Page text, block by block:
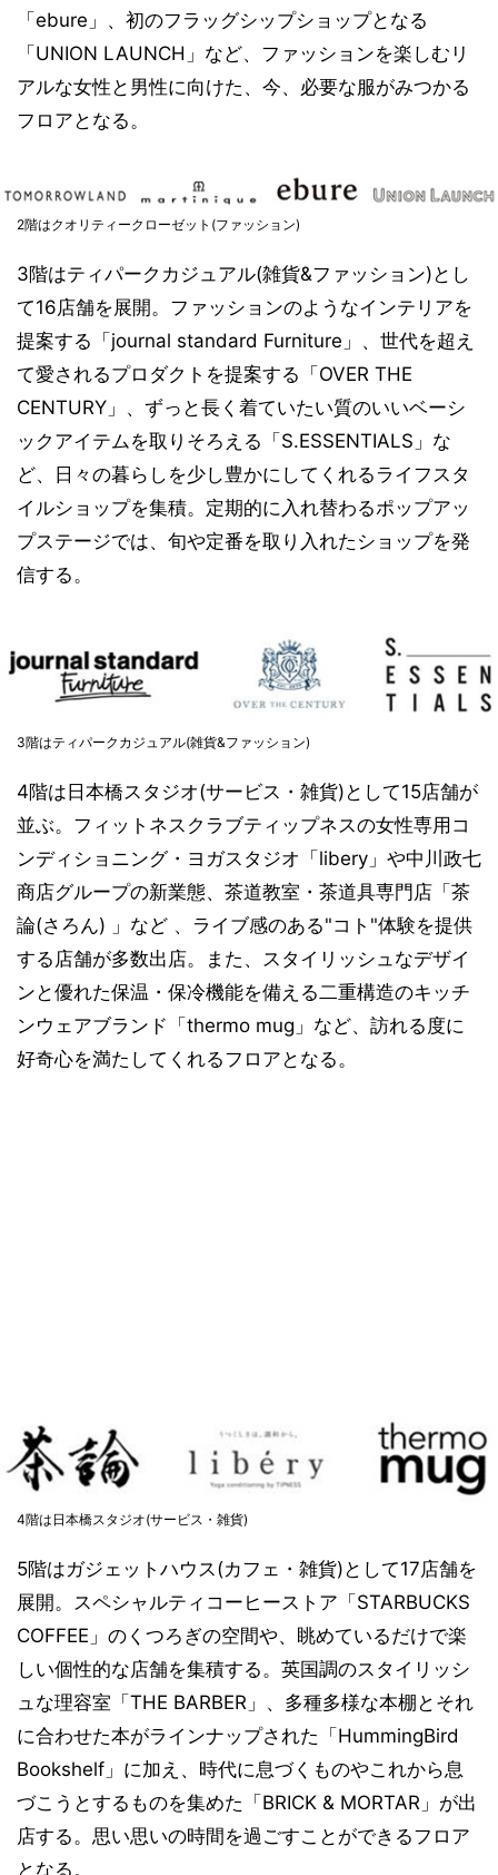
「ebure」、初のフラッグシップショップとなる
「UNION LAUNCH」など、ファッションを楽しむリ
アルな女性と男性に向けた、今、必要な服がみつかる
フロアとなる。
2階はクオリティークローゼット(ファッション)
3階はティパークカジュアル(雑貨&ファッション)とし
て16店舗を展開。ファッションのようなインテリアを
提案する「journal standard Furniture」、世代を超え
て愛されるプロダクトを提案する「OVER THE
CENTURY」、ずっと長く着ていたい質のいいベーシ
ックアイテムを取りそろえる「S.ESSENTIALS」な
ど、日々の暮らしを少し豊かにしてくれるライフスタ
イルショップを集積。定期的に入れ替わるポップアッ
プステージでは、旬や定番を取り入れたショップを発
信する。
3階はティパークカジュアル(雑貨&ファッション)
4階は日本橋スタジオ(サービス・雑貨)として15店舗が
並ぶ。フィットネスクラブティップネスの女性専用コ
ンディショニング・ヨガスタジオ「libery」や中川政七
商店グループの新業態、茶道教室・茶道具専門店「茶
論(さろん) 」など 、ライブ感のある"コト"体験を提供
する店舗が多数出店。また、スタイリッシュなデザイ
ンと優れた保温・保冷機能を備える二重構造のキッチ
ンウェアブランド「thermo mug」など、訪れる度に
好奇心を満たしてくれるフロアとなる。
4階は日本橋スタジオ(サービス・雑貨)
5階はガジェットハウス(カフェ・雑貨)として17店舗を
展開。スペシャルティコーヒーストア「STARBUCKS
COFFEE」のくつろぎの空間や、眺めているだけで楽
しい個性的な店舗を集積する。英国調のスタイリッシ
ュな理容室「THE BARBER」、多種多様な本棚とそれ
に合わせた本がラインナップされた「HummingBird
Bookshelf」に加え、時代に息づくものやこれから息
づこうとするものを集めた「BRICK & MORTAR」が出
店する。思い思いの時間を過ごすことができるフロア
となる。